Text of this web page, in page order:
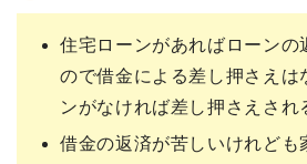
住宅ローンがあればローンの
ので借金による差し押さえは
ンがなければ差し押さえされ
借金の返済が苦しいけれども